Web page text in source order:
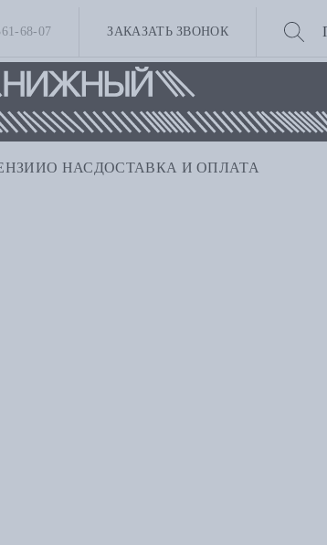
68-07 ЗАКАЗАТЬ ЗВОНОК
О НАС ДОСТАВКА И ОПЛАТА